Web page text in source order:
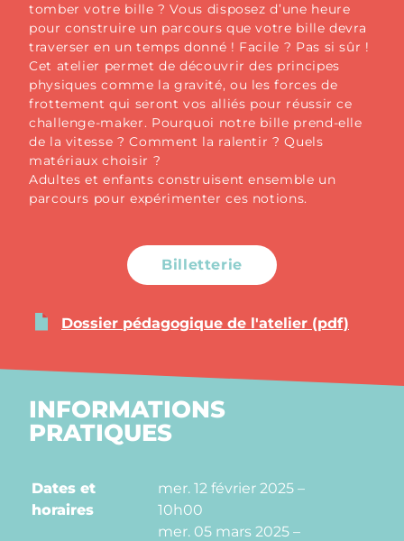
tomber votre bille ? Vous disposez d’une heure
pour construire un parcours que votre bille devra
traverser en un temps donné ! Facile ? Pas si sûr !
Cet atelier permet de découvrir des principes
physiques comme la gravité, ou les forces de
frottement qui seront vos alliés pour réussir ce
challenge-maker. Pourquoi notre bille prend-elle
de la vitesse ? Comment la ralentir ? Quels
matériaux choisir ?
Adultes et enfants construisent ensemble un
parcours pour expérimenter ces notions.
Billetterie
Dossier pédagogique de l'atelier (pdf)
INFORMATIONS
PRATIQUES
Dates et
horaires
mer. 12 février 2025 –
10h00
mer. 05 mars 2025 –